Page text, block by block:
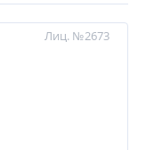
Лиц. №2673